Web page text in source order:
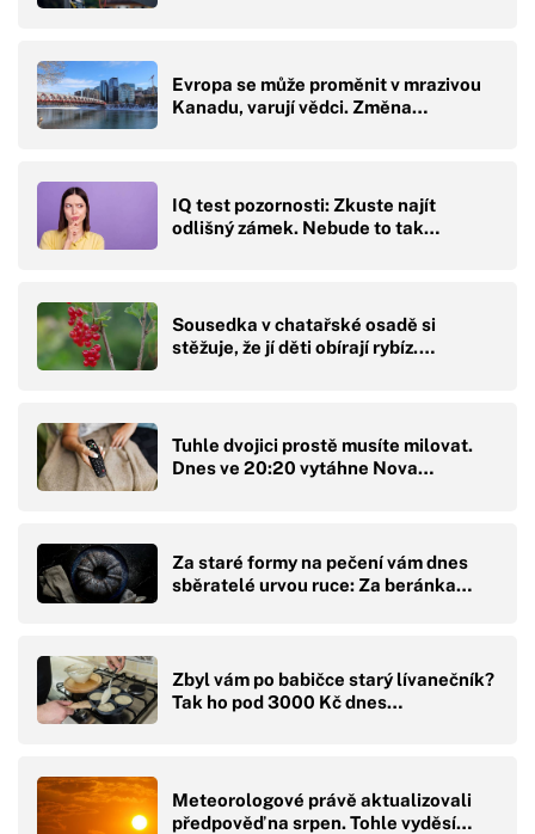
Evropa se může proměnit v mrazivou
Kanadu, varují vědci. Změna…
IQ test pozornosti: Zkuste najít
odlišný zámek. Nebude to tak…
Sousedka v chatařské osadě si
stěžuje, že jí děti obírají rybíz.…
Tuhle dvojici prostě musíte milovat.
Dnes ve 20:20 vytáhne Nova…
Za staré formy na pečení vám dnes
sběratelé urvou ruce: Za beránka…
Zbyl vám po babičce starý lívanečník?
Tak ho pod 3000 Kč dnes…
Meteorologové právě aktualizovali
předpověď na srpen. Tohle vyděsí…